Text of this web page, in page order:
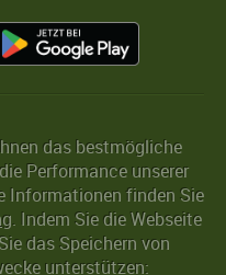
das bestmögliche
Performance unserer
Informationen finden Sie
. Indem Sie die Webseite
das Speichern von
unterstützen: